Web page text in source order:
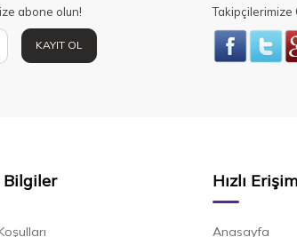
abone olun!
KAYIT OL
Takipçilerimize
Bilgiler Hızlı Erişim
Anasayfa